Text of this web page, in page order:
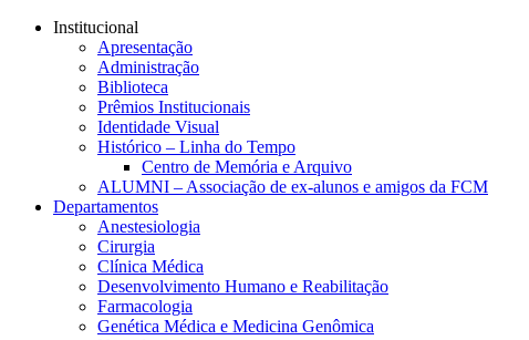
Conteúdo principal
Institucional
Apresentação
Administração
Biblioteca
Prêmios Institucionais
Identidade Visual
Histórico – Linha do Tempo
Centro de Memória e Arquivo
ALUMNI – Associação de ex-alunos e amigos da FCM
Departamentos
Anestesiologia
Cirurgia
Clínica Médica
Desenvolvimento Humano e Reabilitação
Farmacologia
Genética Médica e Medicina Genômica